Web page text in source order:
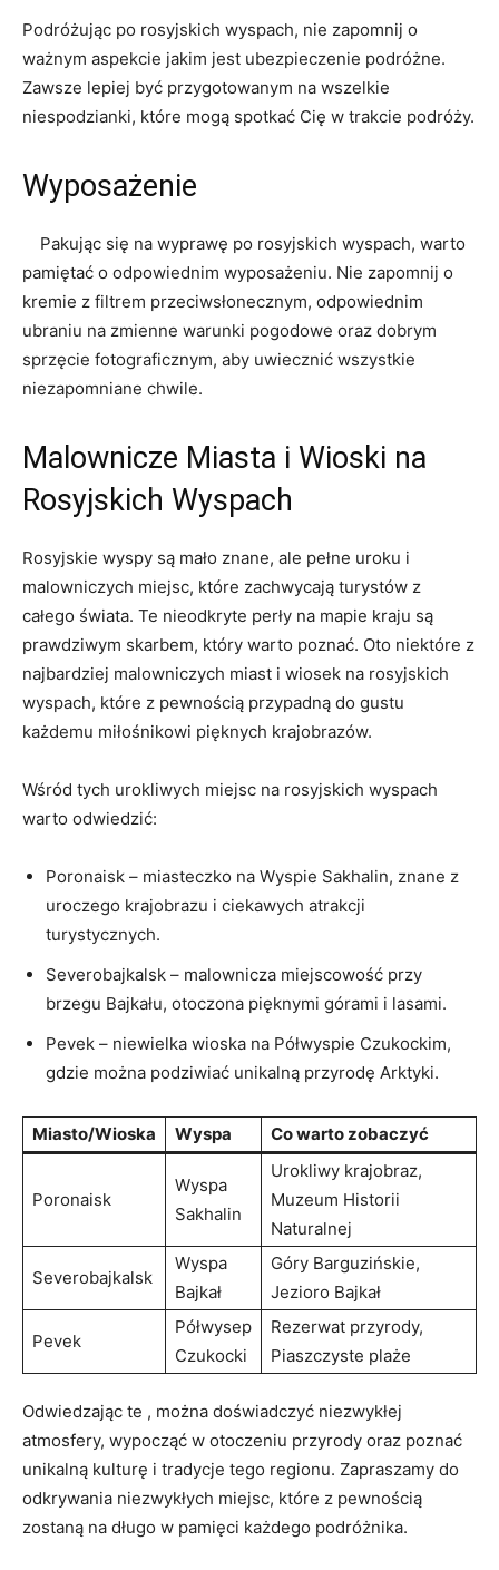
Podróżując po rosyjskich wyspach,⁤ nie zapomnij o
ważnym aspekcie jakim jest⁤ ubezpieczenie podróżne.
Zawsze ‍lepiej‍ być przygotowanym ​na ​wszelkie
niespodzianki, które mogą ⁢spotkać Cię ⁤w‍ trakcie podróży.
Wyposażenie
​ ‌ ‍ ‍ Pakując się na wyprawę po‍ rosyjskich wyspach, warto
pamiętać o odpowiednim wyposażeniu. Nie zapomnij ‍o⁣
kremie z filtrem przeciwsłonecznym,⁢ odpowiednim
ubraniu na zmienne warunki‍ pogodowe oraz ​dobrym
sprzęcie fotograficznym, aby ​uwiecznić‌ wszystkie
niezapomniane chwile.
Malownicze ⁣Miasta i Wioski na
Rosyjskich Wyspach
Rosyjskie wyspy są mało znane, ale pełne⁢ uroku ‍i
⁣malowniczych ⁢miejsc, które ⁣zachwycają turystów z
całego świata. Te nieodkryte perły na​ mapie kraju są
prawdziwym skarbem, który warto poznać. Oto niektóre z
najbardziej ‌malowniczych miast i⁤ wiosek na rosyjskich
wyspach, które z pewnością przypadną do gustu
każdemu miłośnikowi pięknych krajobrazów.
Wśród tych urokliwych miejsc na ‌rosyjskich ⁢wyspach
warto‍ odwiedzić:
Poronaisk – miasteczko‌ na Wyspie Sakhalin, znane z
uroczego krajobrazu​ i ​ciekawych ‍atrakcji⁣
turystycznych.
Severobajkalsk – malownicza miejscowość przy
brzegu Bajkału, otoczona pięknymi górami ​i ⁢lasami.
Pevek – niewielka wioska na Półwyspie Czukockim,​
gdzie można​ podziwiać unikalną przyrodę Arktyki.
Miasto/Wioska Wyspa Co warto zobaczyć
Poronaisk
Wyspa
⁣Sakhalin
Urokliwy krajobraz,
Muzeum Historii
Naturalnej
Severobajkalsk
Wyspa
‌Bajkał
Góry Barguzińskie,
⁣Jezioro Bajkał
Pevek
Półwysep
⁤Czukocki
Rezerwat przyrody,
Piaszczyste​ plaże
Odwiedzając te , można doświadczyć niezwykłej
⁣atmosfery,⁣ wypocząć w otoczeniu przyrody oraz poznać‌
unikalną ‍kulturę i ​tradycje tego regionu. Zapraszamy do
odkrywania niezwykłych⁣ miejsc,‌ które z pewnością
zostaną na ‍długo w pamięci każdego podróżnika.